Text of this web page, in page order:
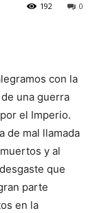
0
192
con la
una guerra
el Imperio.
de mal llamada
y al
que
parte
en la